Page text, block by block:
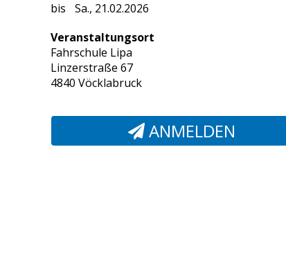
Sa., 21.02.2026
Veranstaltungsort
Fahrschule Lipa
Linzerstraße 67
4840 Vöcklabruck
ANMELDEN